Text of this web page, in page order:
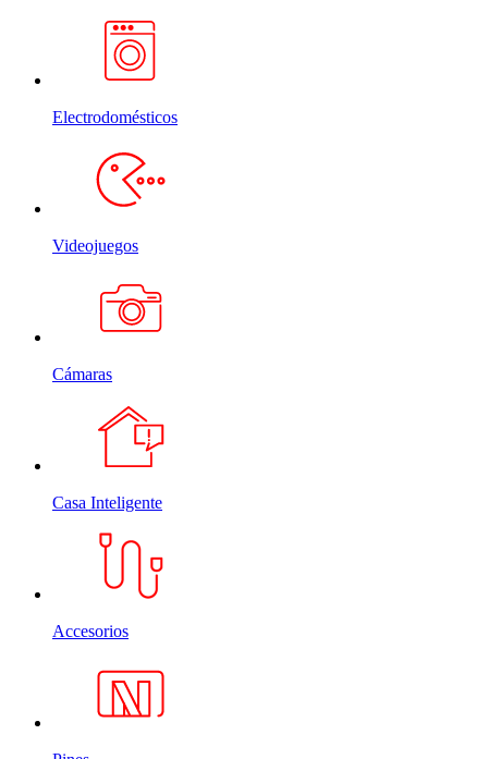
Electrodomésticos
Videojuegos
Cámaras
Casa Inteligente
Accesorios